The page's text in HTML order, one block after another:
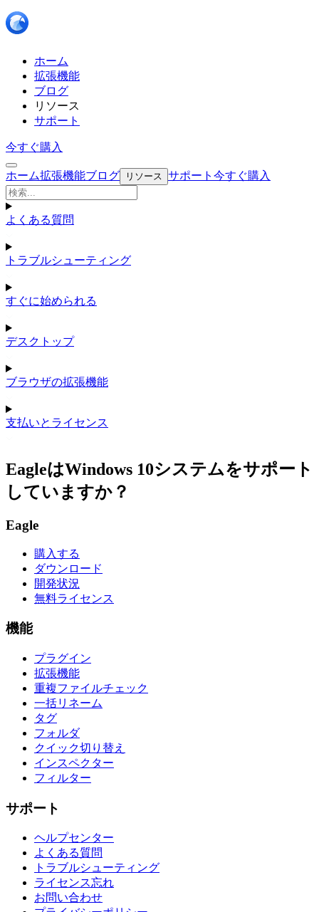
ホーム
拡張機能
ブログ
リソース
サポート
今すぐ購入
ホーム拡張機能ブログ リソース サポート 今すぐ購入
よくある質問
トラブルシューティング
すぐに始められる
デスクトップ
ブラウザの拡張機能
支払いとライセンス
EagleはWindows 10システムをサポート
していますか？
Eagle
購入する
ダウンロード
開発状況
無料ライセンス
機能
プラグイン
拡張機能
重複ファイルチェック
一括リネーム
タグ
フォルダ
クイック切り替え
インスペクター
フィルター
サポート
ヘルプセンター
よくある質問
トラブルシューティング
ライセンス忘れ
お問い合わせ